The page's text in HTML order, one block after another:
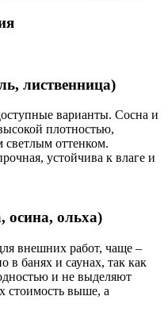
лиственница)
варианты. Сосна и
плотностью,
светлым оттенком.
устойчива к влаге и
осина, ольха)
внешних работ, чаще –
в банях и саунах, так как
и не выделяют
стоимость выше, а